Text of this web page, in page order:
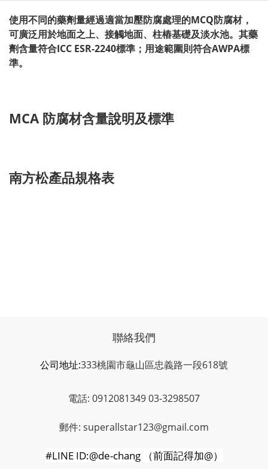
使用不同的藥劑量經過適當加壓防腐處理的MCQ防腐材，
可廣泛用於地面之上、接觸地面、柱樁基礎及淡水池。其藥
劑含量符合ICC ESR-2240標準；用途範圍則符合AWPA標
準。
MCA 防腐材含量說明及標準
南方松產品規格表
聯絡我們
公司地址:333桃園市龜山區忠義路一段618號
電話: 0912081349 03-3298507
郵件: superallstar123@gmail.com
#LINE ID:@de-chang （前面記得加@）